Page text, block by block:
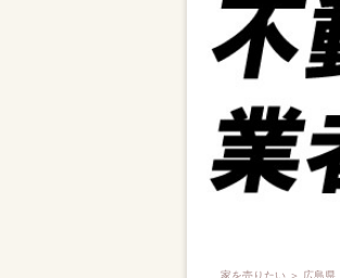
家を売りたい ＞ 広島県